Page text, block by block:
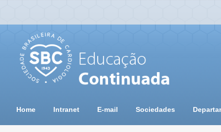
Home Intranet E-mail Sociedades